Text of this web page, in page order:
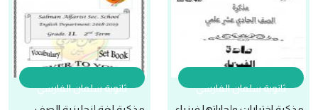
ثانوية سلمان الفارسي ثانوية سلمان الفارسي